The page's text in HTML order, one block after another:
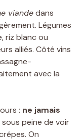
viandedans
Légumes
riz blanc ou
alliés. Côté vins
avec la
: ne jamais
sous peine de voir
On